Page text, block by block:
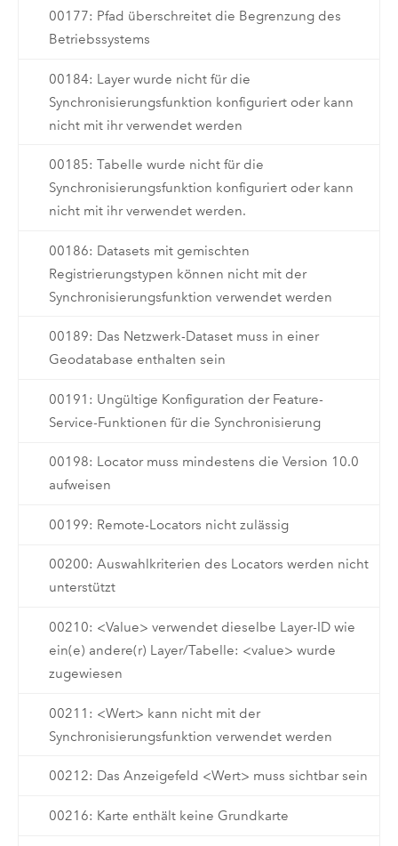
00177: Pfad überschreitet die Begrenzung des
Betriebssystems
00184: Layer wurde nicht für die
Synchronisierungsfunktion konfiguriert oder kann
nicht mit ihr verwendet werden
00185: Tabelle wurde nicht für die
Synchronisierungsfunktion konfiguriert oder kann
nicht mit ihr verwendet werden.
00186: Datasets mit gemischten
Registrierungstypen können nicht mit der
Synchronisierungsfunktion verwendet werden
00189: Das Netzwerk-Dataset muss in einer
Geodatabase enthalten sein
00191: Ungültige Konfiguration der Feature-
Service-Funktionen für die Synchronisierung
00198: Locator muss mindestens die Version 10.0
aufweisen
00199: Remote-Locators nicht zulässig
00200: Auswahlkriterien des Locators werden nicht
unterstützt
00210: <Value> verwendet dieselbe Layer-ID wie
ein(e) andere(r) Layer/Tabelle: <value> wurde
zugewiesen
00211: <Wert> kann nicht mit der
Synchronisierungsfunktion verwendet werden
00212: Das Anzeigefeld <Wert> muss sichtbar sein
00216: Karte enthält keine Grundkarte